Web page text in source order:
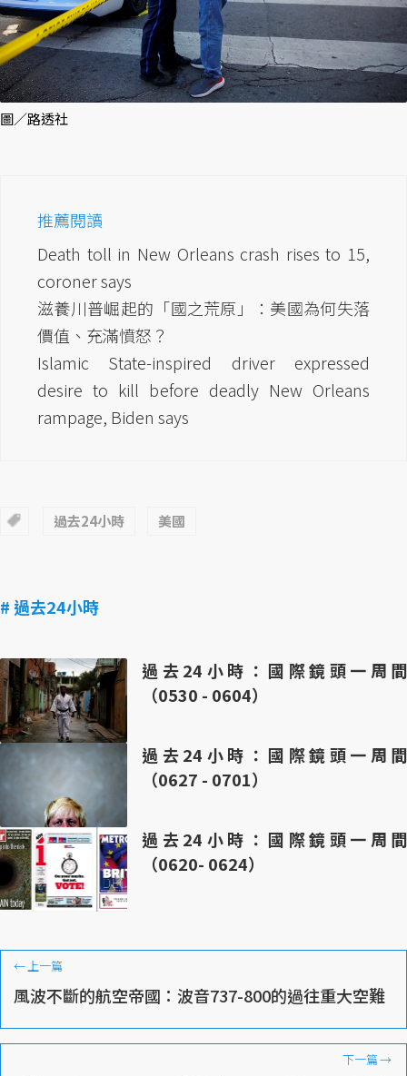
圖／路透社
推薦閱讀
Death toll in New Orleans crash rises to 15,
coroner says
滋養川普崛起的「國之荒原」：美國為何失落
價值、充滿憤怒？
Islamic State-inspired driver expressed
desire to kill before deadly New Orleans
rampage, Biden says
過去24小時 美國
# 過去24小時
過去24小時：國際鏡頭一周間
（0530 - 0604）
過去24小時：國際鏡頭一周間
（0627 - 0701）
過去24小時：國際鏡頭一周間
（0620- 0624）
←上一篇
風波不斷的航空帝國：波音737-800的過往重大空難
下一篇→